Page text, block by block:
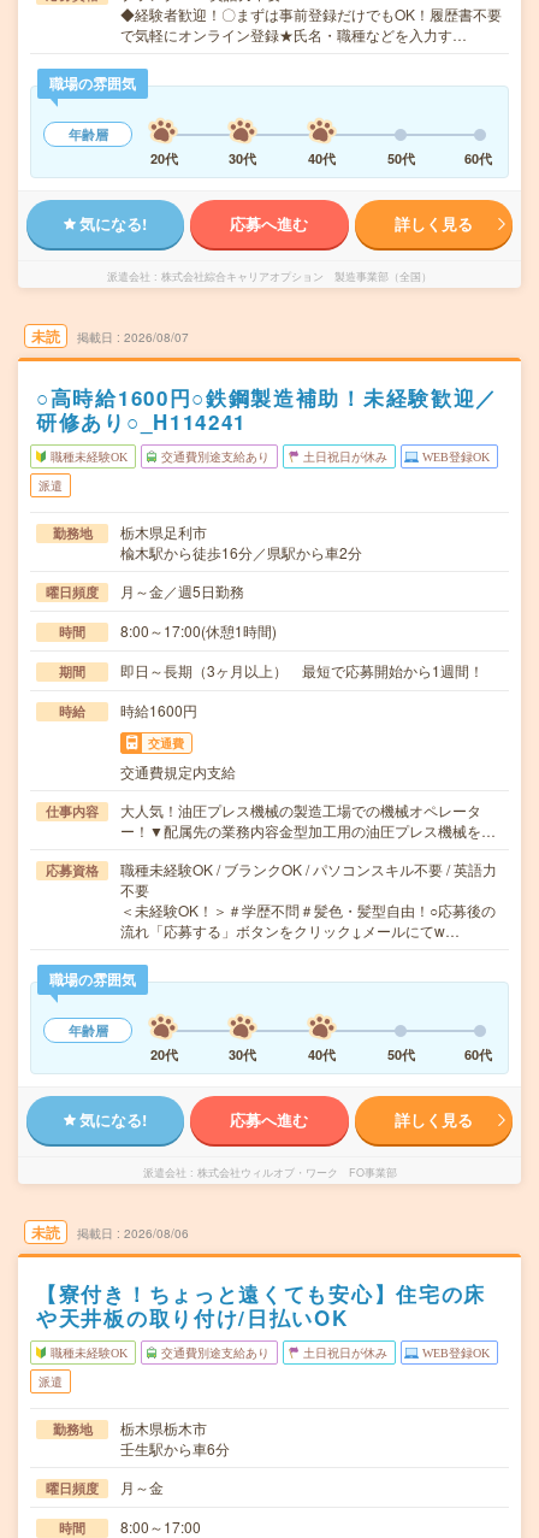
◆経験者歓迎！〇まずは事前登録だけでもOK！履歴書不要
で気軽にオンライン登録★氏名・職種などを入力す…
職場の雰囲気
年齢層
20代
30代 40代 50代 60代
気になる! 応募へ進む 詳しく見る
派遣会社 株式会社綜合キャリアオプション 製造事業部（全国）
未読 掲載日 2026/08/07
○高時給1600円○鉄鋼製造補助！未経験歓迎／
研修あり○_H114241
職種未経験OK 交通費別途支給あり 土日祝日が休み WEB登録OK
派遣
勤務地
栃木県足利市
楡木駅から徒歩16分／県駅から車2分
曜日頻度 月～金／週5日勤務
時間 8:00～17:00(休憩1時間)
期間 即日～長期（3ヶ月以上） 最短で応募開始から1週間！
時給 時給1600円
交通費
交通費規定内支給
仕事内容
大人気！油圧プレス機械の製造工場での機械オペレータ
ー！▼配属先の業務内容金型加工用の油圧プレス機械を…
応募資格
職種未経験OK / ブランクOK / パソコンスキル不要 / 英語力
不要
＜未経験OK！＞＃学歴不問＃髪色・髪型自由！○応募後の
流れ「応募する」ボタンをクリック↓メールにてw…
職場の雰囲気
年齢層
20代
30代 40代 50代 60代
気になる! 応募へ進む 詳しく見る
派遣会社 株式会社ウィルオブ・ワーク FO事業部
未読 掲載日 2026/08/06
【寮付き！ちょっと遠くても安心】住宅の床
や天井板の取り付け/日払いOK
職種未経験OK 交通費別途支給あり 土日祝日が休み WEB登録OK
派遣
勤務地
栃木県栃木市
壬生駅から車6分
曜日頻度 月～金
時間 8:00～17:00